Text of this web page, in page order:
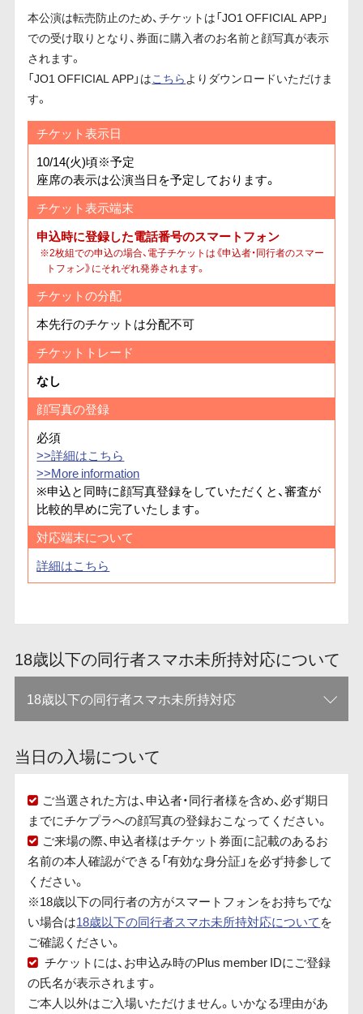
本公演は転売防止のため、チケットは「JO1 OFFICIAL APP」
での受け取りとなり、券面に購入者のお名前と顔写真が表示
されます。
「JO1 OFFICIAL APP」はこちら よりダウンロードいただけま
す。
チケット表示日
10/14(火)頃※予定
座席の表示は公演当日を予定しております。
チケット表示端末
申込時に登録した電話番号のスマートフォン
※2枚組での申込の場合、電子チケットは《申込者・同行者のスマー
トフォン》にそれぞれ発券されます。
チケットの分配
本先行のチケットは分配不可
チケットトレード
なし
顔写真の登録
必須
>>詳細はこちら
>>More information
※申込と同時に顔写真登録をしていただくと、審査が
比較的早めに完了いたします。
対応端末について
詳細はこちら
18歳以下の同行者スマホ未所持対応について
18歳以下の同行者スマホ未所持対応
当日の入場について
ご当選された方は、申込者・同行者様を含め、必ず期日
までにチケプラへの顔写真の登録おこなってください。
ご来場の際、申込者様はチケット券面に記載のあるお
名前の本人確認ができる「有効な身分証」を必ず持参して
ください。
※18歳以下の同行者の方がスマートフォンをお持ちでな
い場合は18歳以下の同行者スマホ未所持対応についてを
ご確認ください。
チケットには、お申込み時のPlus member IDにご登録
の氏名が表示されます。
ご本人以外はご入場いただけません。いかなる理由があ